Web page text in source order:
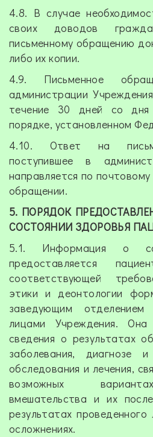
4.8. В случае
своих доводов
письменному обращению
либо их копии.
4.9. Письменное
администрации
течение 30 дней со дня
порядке, установленном
4.10. Ответ на
поступившее в
направляется по
обращении.
5. ПОРЯДОК
СОСТОЯНИИ ЗДОРОВЬЯ
5.1. Информация о
предоставляется
соответствующей
этики и деонтологии
заведующим
лицами Учреждения.
сведения о результатах
заболевания, диагнозе
обследования и лечения,
возможных
вмешательства и их
результатах
осложнениях.